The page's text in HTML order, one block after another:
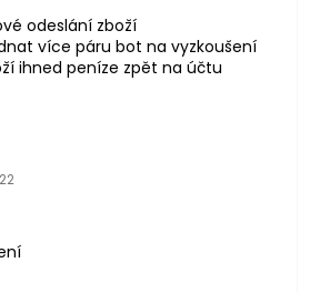
odeslání zboží
více páru bot na vyzkoušení
ihned peníze zpět na účtu
obchodu je 5 z 5 hvězdiček.